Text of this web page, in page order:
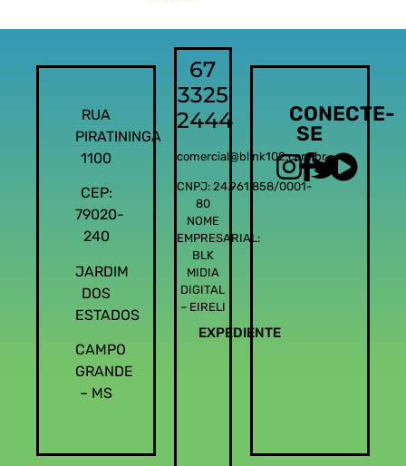
RUA
PIRATININGA
1100
CEP:
79020-
240
JARDIM
DOS
ESTADOS
CAMPO
GRANDE
– MS
67
3325
2444
comercial@blink102.com.br
CNPJ: 24.961.858/0001-
80
NOME
EMPRESARIAL:
BLK
MIDIA
DIGITAL
– EIRELI
EXPEDIENTE
CONECTE-
SE